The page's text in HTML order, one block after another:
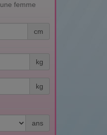
une femme
cm
kg
kg
ans